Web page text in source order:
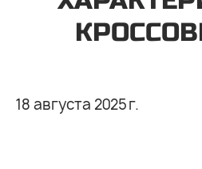
18 августа 2025 г.